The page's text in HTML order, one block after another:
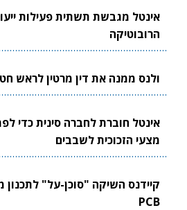
אינטל מגבשת תשתית פעילות
הרובוטיקה
ולנס ממנה את דין מרטין לראש
אינטל חוברת לחברה סינית כדי
מצעי הזכוכית לשבבים
קיידנס השיקה "סוכן-על" לתכנון
PCB